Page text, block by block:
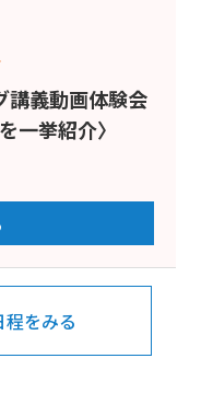
講義動画体験会
一挙紹介〉
程をみる